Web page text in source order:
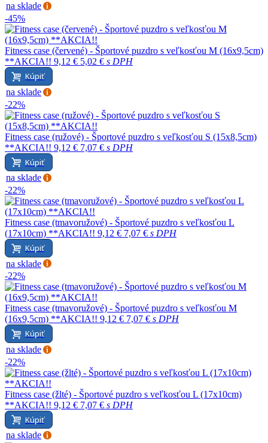
na sklade
-45%
Fitness case (červené) - Športové puzdro s veľkosťou M (16x9,5cm)
**AKCIA!! 9,12 € 5,02 € s DPH
Kúpiť
na sklade
-22%
Fitness case (ružové) - Športové puzdro s veľkosťou S (15x8,5cm)
**AKCIA!! 9,12 € 7,07 € s DPH
Kúpiť
na sklade
-22%
Fitness case (tmavoružové) - Športové puzdro s veľkosťou L
(17x10cm) **AKCIA!! 9,12 € 7,07 € s DPH
Kúpiť
na sklade
-22%
Fitness case (tmavoružové) - Športové puzdro s veľkosťou M
(16x9,5cm) **AKCIA!! 9,12 € 7,07 € s DPH
Kúpiť
na sklade
-22%
Fitness case (žlté) - Športové puzdro s veľkosťou L (17x10cm)
**AKCIA!! 9,12 € 7,07 € s DPH
Kúpiť
na sklade